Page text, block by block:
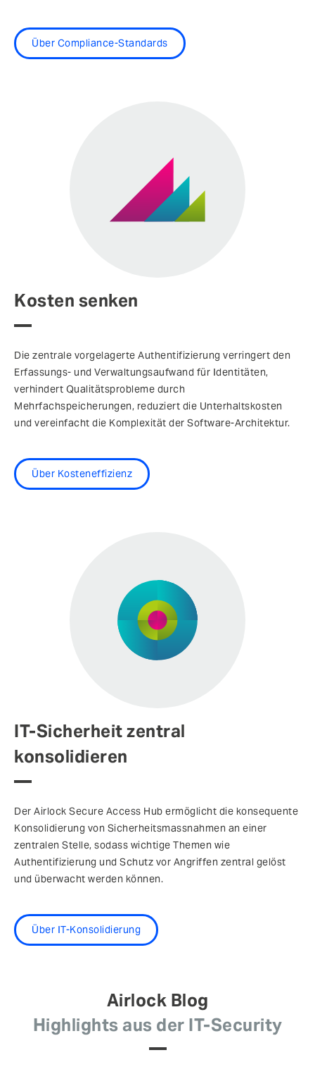
Über Compliance-Standards
Kosten senken
Die zentrale vorgelagerte Authentifizierung verringert den
Erfassungs- und Verwaltungsaufwand für Identitäten,
verhindert Qualitätsprobleme durch
Mehrfachspeicherungen, reduziert die Unterhaltskosten
und vereinfacht die Komplexität der Software-Architektur.
Über Kosteneffizienz
IT-Sicherheit zentral
konsolidieren
Der Airlock Secure Access Hub ermöglicht die konsequente
Konsolidierung von Sicherheitsmassnahmen an einer
zentralen Stelle, sodass wichtige Themen wie
Authentifizierung und Schutz vor Angriffen zentral gelöst
und überwacht werden können.
Über IT-Konsolidierung
Airlock Blog
Highlights aus der IT-Security